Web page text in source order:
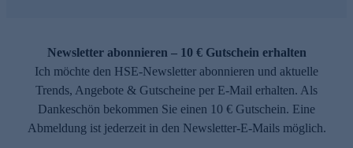
Newsletter abonnieren – 10 € Gutschein erhalten
Ich möchte den HSE-Newsletter abonnieren und aktuelle
Trends, Angebote & Gutscheine per E-Mail erhalten. Als
Dankeschön bekommen Sie einen 10 € Gutschein. Eine
Abmeldung ist jederzeit in den Newsletter-E-Mails möglich.